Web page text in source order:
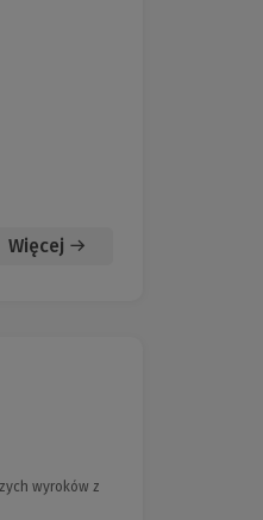
Więcej
wyroków z